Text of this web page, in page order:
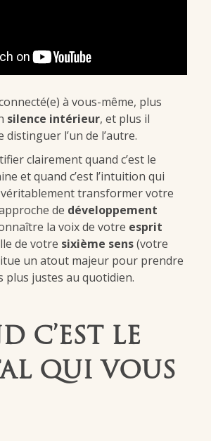
à vous-même, plus
silence intérieur, et plus il
distinguer l’un de l’autre.
clairement quand c’est le
et quand c’est l’intuition qui
véritablement transformer votre
de développement
la voix de votre esprit
de votre sixième sens(votre
un atout majeur pour prendre
plus justes au quotidien.
C’EST LE
QUI VOUS